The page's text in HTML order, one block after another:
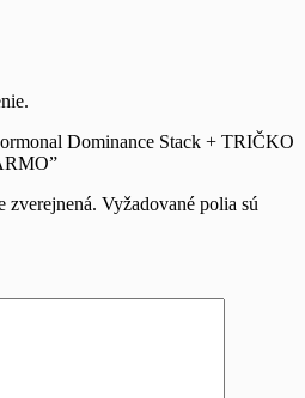
Dominance Stack + TRIČKO
zverejnená. Vyžadované polia sú